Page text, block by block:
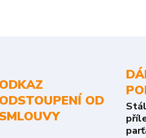
ODKAZ
ODSTOUPENÍ OD
SMLOUVY